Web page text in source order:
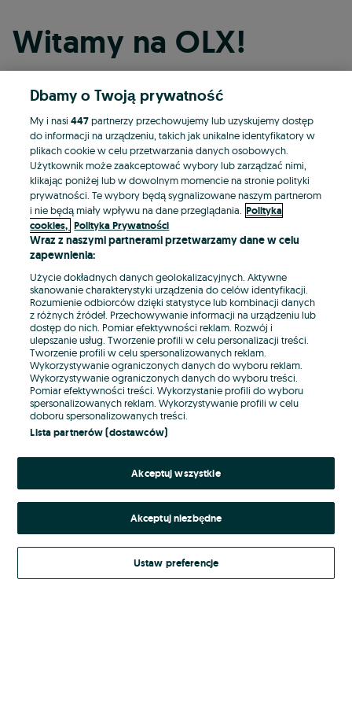
Witamy na OLX!
Kontynuuj przez Facebooka
Kontynuuj przez konto Apple
Kontynuuj przez konto Google
LUB
E-mail
Hasło
Nie pamiętasz hasła?
Zaloguj się
Kontynuując za pośrednictwem jednego z dostawców wskazanych powyżej,
Regulamin serwisuOLX.pl w jego aktualnym brzmieniu.
Dbamy o Twoją prywatność
My i nasi447partnerzy przechowujemy lub uzyskujemy dostęp
do informacji na urządzeniu, takich jak unikalne identyfikatory w
plikach cookie w celu przetwarzania danych osobowych.
Użytkownik może zaakceptować wybory lub zarządzać nimi,
klikając poniżej lub w dowolnym momencie na stronie polityki
prywatności. Te wybory będą sygnalizowane naszym partnerom
i nie będą miały wpływu na dane przeglądania. Polityka
cookies, Polityka Prywatności
Wraz z naszymi partnerami przetwarzamy dane w celu
zapewnienia:
Użycie dokładnych danych geolokalizacyjnych. Aktywne
skanowanie charakterystyki urządzenia do celów identyfikacji.
Rozumienie odbiorców dzięki statystyce lub kombinacji danych
z różnych źródeł. Przechowywanie informacji na urządzeniu lub
dostęp do nich. Pomiar efektywności reklam. Rozwój i
ulepszanie usług. Tworzenie profili w celu personalizacji treści.
Tworzenie profili w celu spersonalizowanych reklam.
Wykorzystywanie ograniczonych danych do wyboru reklam.
Wykorzystywanie ograniczonych danych do wyboru treści.
Pomiar efektywności treści. Wykorzystanie profili do wyboru
spersonalizowanych reklam. Wykorzystywanie profili w celu
doboru spersonalizowanych treści.
Lista partnerów (dostawców)
Akceptuj wszystkie
Akceptuj niezbędne
Ustaw preferencje